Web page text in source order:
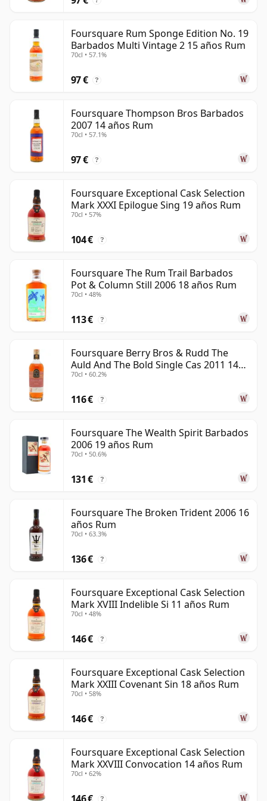
Foursquare Rum Sponge Edition No. 19
Barbados Multi Vintage 2 15 años Rum
70cl • 57.1%
97 € ?
Foursquare Thompson Bros Barbados
2007 14 años Rum
70cl • 57.1%
97 € ?
Foursquare Exceptional Cask Selection
Mark XXXI Epilogue Sing 19 años Rum
70cl • 57%
104 € ?
Foursquare The Rum Trail Barbados
Pot & Column Still 2006 18 años Rum
70cl • 48%
113 € ?
Foursquare Berry Bros & Rudd The
Auld And The Bold Single Cas 2011 14
años Rum
70cl • 60.2%
116 € ?
Foursquare The Wealth Spirit Barbados
2006 19 años Rum
70cl • 50.6%
131 € ?
Foursquare The Broken Trident 2006 16
años Rum
70cl • 63.3%
136 € ?
Foursquare Exceptional Cask Selection
Mark XVIII Indelible Si 11 años Rum
70cl • 48%
146 € ?
Foursquare Exceptional Cask Selection
Mark XXIII Covenant Sin 18 años Rum
70cl • 58%
146 € ?
Foursquare Exceptional Cask Selection
Mark XXVIII Convocation 14 años Rum
70cl • 62%
?